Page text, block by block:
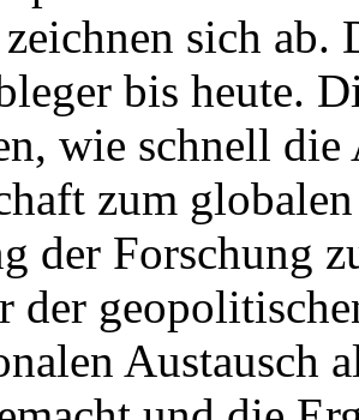
sich
bis heute.
wie schnell die
zum
der Forschung
der
Austausch